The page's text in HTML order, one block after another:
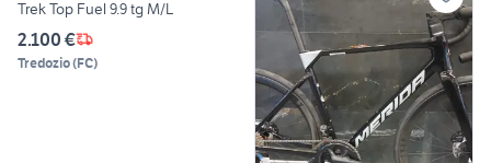
Trek Top Fuel 9.9 tg M/L
2.100 €
Tredozio(FC)